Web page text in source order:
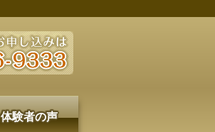
体験者の声